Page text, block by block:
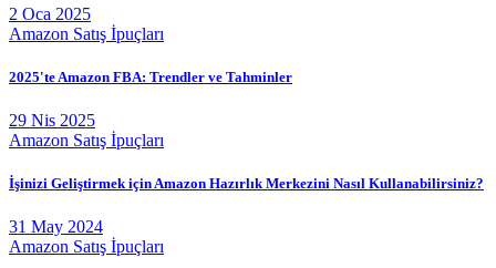
2 Oca 2025
Amazon Satış İpuçları
2025'te Amazon FBA: Trendler ve Tahminler
29 Nis 2025
Amazon Satış İpuçları
İşinizi Geliştirmek için Amazon Hazırlık Merkezini Nasıl Kullanabilirsiniz?
31 May 2024
Amazon Satış İpuçları